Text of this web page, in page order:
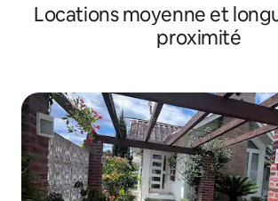
Locations moyenne et
proximité